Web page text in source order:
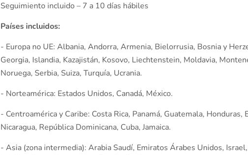
Seguimiento incluido – 7 a 10 días hábiles
Países incluidos:
- Europa no UE: Albania, Andorra, Armenia, Bielorrusia, Bosnia y
Georgia, Islandia, Kazajistán, Kosovo, Liechtenstein, Moldavia,
Noruega, Serbia, Suiza, Turquía, Ucrania.
- Norteamérica: Estados Unidos, Canadá, México.
- Centroamérica y Caribe: Costa Rica, Panamá, Guatemala, Honduras,
Nicaragua, República Dominicana, Cuba, Jamaica.
- Asia (zona intermedia): Arabia Saudí, Emiratos Árabes Unidos, Israel,